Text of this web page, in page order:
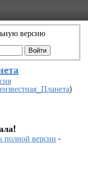
версию
)
полной версии -